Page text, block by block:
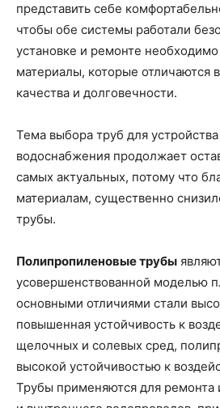
представить себе
чтобы обе системы работали
установке и ремонте
материалы, которые отличаются
качества и долговечности.
Тема выбора труб для
водоснабжения продолжает
самых актуальных, потому что
материалам, существенно
трубы.
Полипропиленовые трубы
усовершенствованной моделью
основными отличиями стали
повышенная устойчивость к
щелочных и солевых сред,
высокой устойчивостью к
Трубы применяются для ремонта